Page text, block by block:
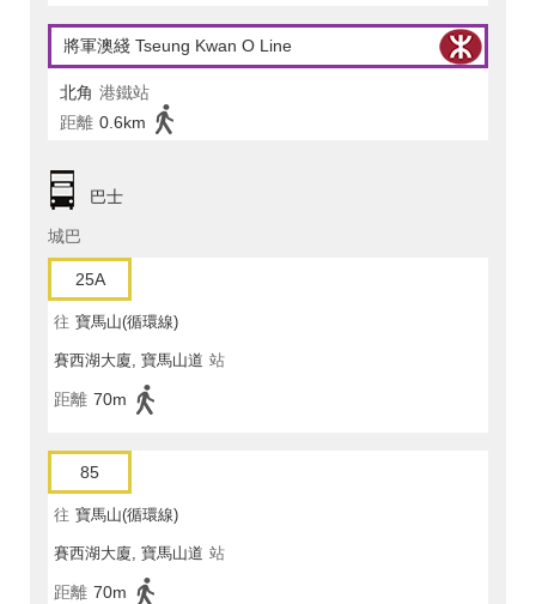
將軍澳綫 Tseung Kwan O Line
北角 港鐵站
距離 0.6km
巴士
城巴
25A
往 寶馬山(循環線)
賽西湖大廈, 寶馬山道 站
距離 70m
85
往 寶馬山(循環線)
賽西湖大廈, 寶馬山道 站
距離 70m